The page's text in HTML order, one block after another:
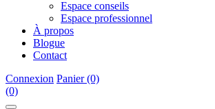
Espace conseils
Espace professionnel
À propos
Blogue
Contact
Connexion Panier (0)
(0)